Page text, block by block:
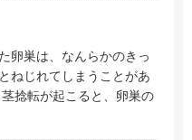
卵巣は、なんらかのきっ
ねじれてしまうことがあ
捻転が起こると、卵巣の